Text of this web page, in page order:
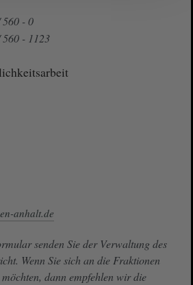
- 0
- 1123
anhalt.de
senden Sie der Verwaltung des
Wenn Sie sich an die Fraktionen
dann empfehlen wir die